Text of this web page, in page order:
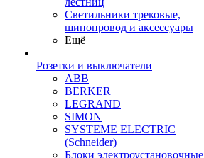
Светильники трековые,
шинопровод и аксессуары
Ещё
Розетки и выключатели
ABB
BERKER
LEGRAND
SIMON
SYSTEME ELECTRIC
(Schneider)
Блоки электроустановочные